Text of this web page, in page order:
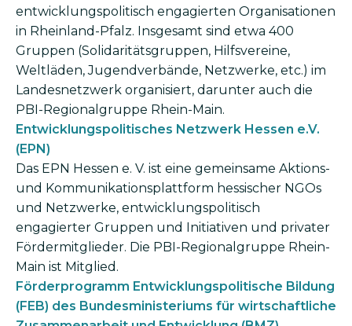
entwicklungspolitisch engagierten Organisationen
in Rheinland-Pfalz. Insgesamt sind etwa 400
Gruppen (Solidaritätsgruppen, Hilfsvereine,
Weltläden, Jugendverbände, Netzwerke, etc.) im
Landesnetzwerk organisiert, darunter auch die
PBI-Regionalgruppe Rhein-Main.
Entwicklungspolitisches Netzwerk Hessen e.V.
(EPN)
Das EPN Hessen e. V. ist eine gemeinsame Aktions-
und Kommunikationsplattform hessischer NGOs
und Netzwerke, entwicklungspolitisch
engagierter Gruppen und Initiativen und privater
Fördermitglieder. Die PBI-Regionalgruppe Rhein-
Main ist Mitglied.
Förderprogramm Entwicklungspolitische Bildung
(FEB) des Bundesministeriums für wirtschaftliche